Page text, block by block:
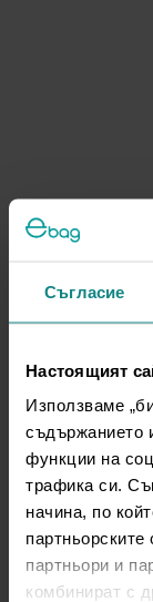
Съгласие
Настоящият
Използваме
съдържанието
функции на
трафика си.
начина, по
партньори и
комбинират с